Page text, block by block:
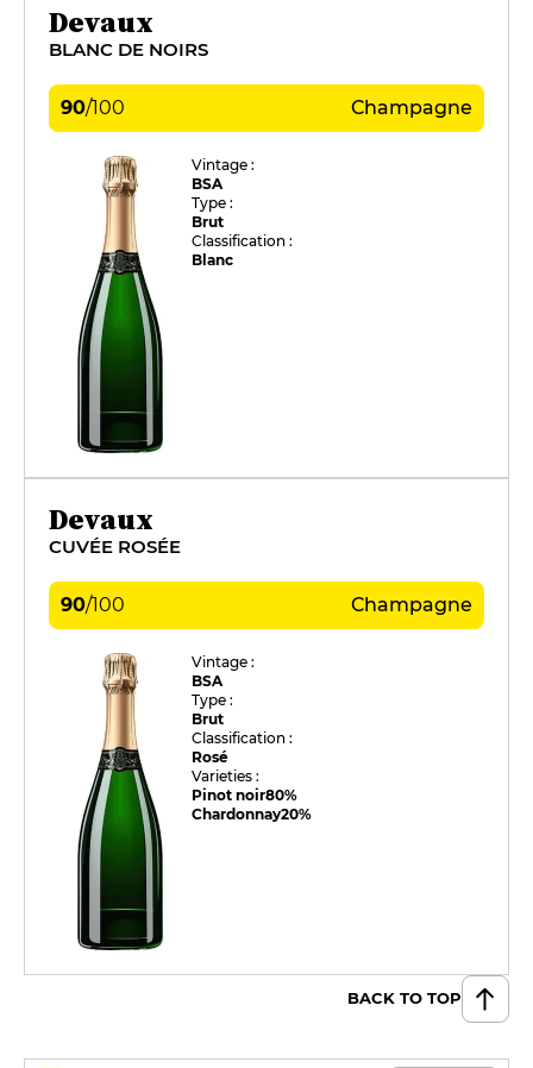
Devaux
BLANC DE NOIRS
90/100 Champagne
Vintage :
BSA
Type :
Brut
Classification :
Blanc
Devaux
CUVÉE ROSÉE
90/100 Champagne
Vintage :
BSA
Type :
Brut
Classification :
Rosé
Varieties :
Pinot noir80%
Chardonnay20%
BACK TO TOP